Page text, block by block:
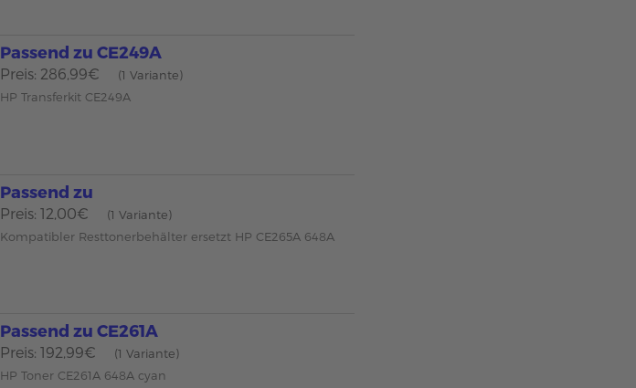
Passend zu CE249A
Preis: 286,99€
(1 Variante)
HP Transferkit CE249A
Passend zu
Preis: 12,00€
(1 Variante)
Kompatibler Resttonerbehälter ersetzt HP CE265A 648A
Passend zu CE261A
Preis: 192,99€
(1 Variante)
HP Toner CE261A 648A cyan